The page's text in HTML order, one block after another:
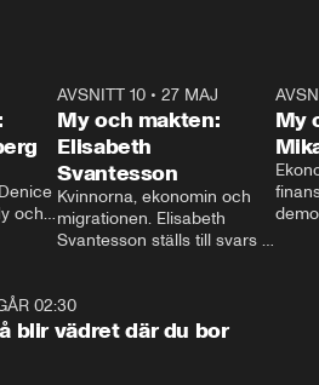
23:40
och
AVSNITT 10 •27 MAJ
My och makten:
Elisabeth
Svantesson
Kvinnorna, ekonomin och
migrationen. Elisabeth
Svantesson ställs till svars
My
02:30
blir vädret där du bor